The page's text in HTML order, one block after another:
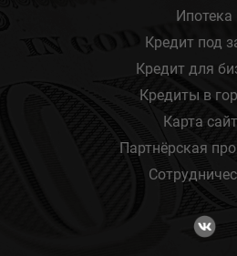
Ипотека
Кредит под
Кредит для
Кредиты в
Карта
Партнёрская